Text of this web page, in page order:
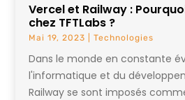
Vercel et Railway :
chez TFTLabs ?
Mai 19, 2023 |Technologies
Dans le monde en constante
l'informatique et du
Railway se sont imposés